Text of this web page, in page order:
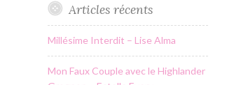
Articles récents
Millésime Interdit – Lise Alma
Mon Faux Couple avec le Highlander